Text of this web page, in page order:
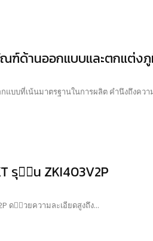
ฑ์ด้านออกแบบและตกแต่ง
รุ่น ZKI403V2P
กล้อง IP Camera ยี่ห้อ iNNEKT รุ่น ZKI403V2P ด้วยความละเอียดสูงถึง...